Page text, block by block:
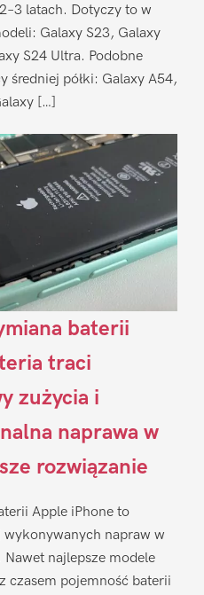
latach. Dotyczy to w
Galaxy S23, Galaxy
S24 Ultra. Podobne
średniej półki: Galaxy A54,
[…]
baterii
traci
zużycia i
naprawa w
rozwiązanie
Apple iPhone to
wykonywanych napraw w
najlepsze modele
czasem pojemność baterii